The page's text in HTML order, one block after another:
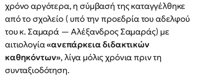
χρόνο αργότερα, η σύμβασή της καταγγέλθηκε
από το σχολείο ( υπό την προεδρία του αδελφού
του κ. Σαμαρά — Αλέξανδρος Σαμαράς) με
αιτιολογία«ανεπάρκεια διδακτικών
καθηκόντων», λίγα μόλις χρόνια πριν τη
συνταξιοδότηση.